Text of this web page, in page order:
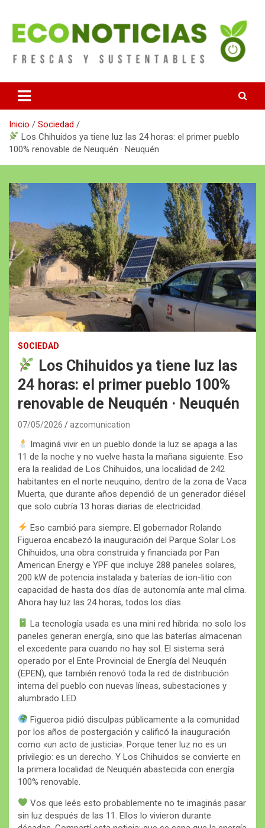
contenido
Econoticias
Inicio
Sociedad
Los Chihuidos ya tiene luz las 24 horas: el primer pueblo
100% renovable de Neuquén · Neuquén
SOCIEDAD
Los Chihuidos ya tiene luz las
24 horas: el primer pueblo 100%
renovable de Neuquén · Neuquén
07/05/2026 azcomunication
Imaginá vivir en un pueblo donde la luz se apaga a las
11 de la noche y no vuelve hasta la mañana siguiente. Eso
era la realidad de Los Chihuidos, una localidad de 242
habitantes en el norte neuquino, dentro de la zona de Vaca
Muerta, que durante años dependió de un generador diésel
que solo cubría 13 horas diarias de electricidad.
Eso cambió para siempre. El gobernador Rolando
Figueroa encabezó la inauguración del Parque Solar Los
Chihuidos, una obra construida y financiada por Pan
American Energy e YPF que incluye 288 paneles solares,
200 kW de potencia instalada y baterías de ion-litio con
capacidad de hasta dos días de autonomía ante mal clima.
Ahora hay luz las 24 horas, todos los días.
La tecnología usada es una mini red híbrida: no solo los
paneles generan energía, sino que las baterías almacenan
el excedente para cuando no hay sol. El sistema será
operado por el Ente Provincial de Energía del Neuquén
(EPEN), que también renovó toda la red de distribución
interna del pueblo con nuevas líneas, subestaciones y
alumbrado LED.
Figueroa pidió disculpas públicamente a la comunidad
por los años de postergación y calificó la inauguración
como «un acto de justicia». Porque tener luz no es un
privilegio: es un derecho. Y Los Chihuidos se convierte en
la primera localidad de Neuquén abastecida con energía
100% renovable.
Vos que leés esto probablemente no te imaginás pasar
sin luz después de las 11. Ellos lo vivieron durante